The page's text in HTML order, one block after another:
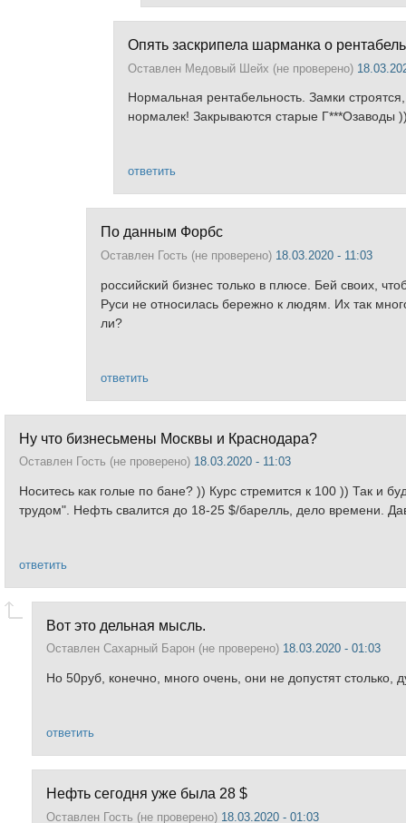
Опять заскрипела шарманка о
Оставлен Медовый Шейх (не проверено)
Нормальная рентабельность. Замки
нормалек! Закрываются старые Г***Озаводы
ответить
По данным Форбс
Оставлен Гость (не проверено) 18.03.2020 - 11:03
российский бизнес только в плюсе. Бей своих,
Руси не относилась бережно к людям. Их так
ли?
ответить
Ну что бизнесьмены Москвы и Краснодара?
Оставлен Гость (не проверено) 18.03.2020 - 11:03
Носитесь как голые по бане? )) Курс стремится к 100 )) Так и
трудом". Нефть свалится до 18-25 $/барелль, дело времени.
ответить
Вот это дельная мысль.
Оставлен Сахарный Барон (не проверено) 18.03.2020 - 01:03
Но 50руб, конечно, много очень, они не допустят
ответить
Нефть сегодня уже была 28 $
Оставлен Гость (не проверено) 18.03.2020 - 01:03